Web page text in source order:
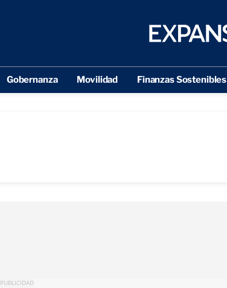
Gobernanza Movilidad Finanzas Sostenibles
PUBLICIDAD